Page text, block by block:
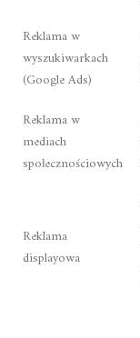
Reklama w
wyszukiwarkach
(Google Ads)
Reklama w
mediach
społecznościowych
Reklama
displayowa